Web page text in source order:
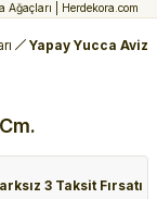
Yapay Yucca
3 Taksit Fırsatı